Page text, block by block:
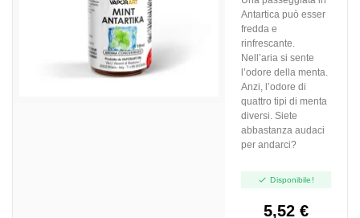
Antartica può esser
fredda e
rinfrescante.
Nell’aria si sente
l’odore della menta.
Anzi, l’odore di
quattro tipi di menta
diversi. Siete
abbastanza audaci
per andarci?
 Disponibile!
5,52 €